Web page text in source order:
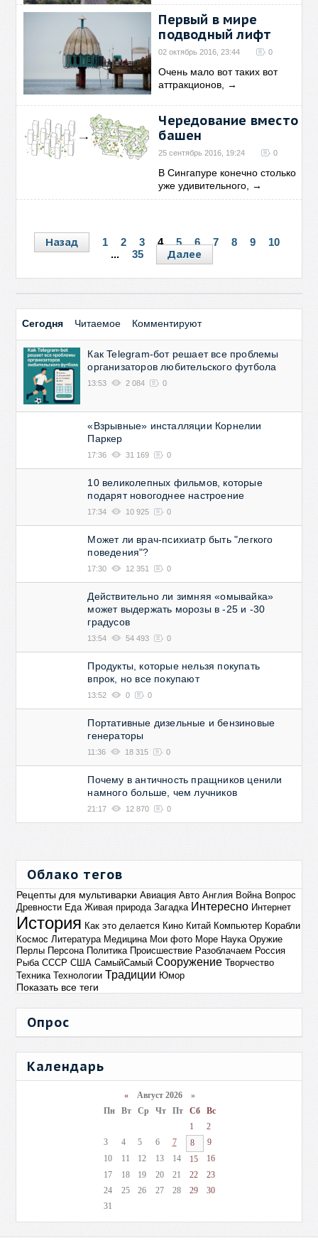
Первый в мире
подводный лифт
02 октябрь 2016, 23:44 0
Очень мало вот таких вот
аттракционов,
→
Чередование вместо
башен
25 сентябрь 2016, 19:24 0
В Сингапуре конечно столько
уже удивительного,
→
Назад 1 2 3 4 5 6 7 8 9
10
...
35 Далее
Сегодня Читаемое Комментируют
Как Telegram-бот решает все проблемы
организаторов любительского футбола
13:53 2 084 0
«Взрывные» инсталляции Корнелии
Паркер
17:36 31 169 0
10 великолепных фильмов, которые
подарят новогоднее настроение
17:34 10 925 0
Может ли врач-психиатр быть "легкого
поведения"?
17:30 12 351 0
Действительно ли зимняя «омывайка»
может выдержать морозы в -25 и -30
градусов
13:54 54 493 0
Продукты, которые нельзя покупать
впрок, но все покупают
13:52 0 0
Портативные дизельные и бензиновые
генераторы
11:36 18 315 0
Почему в античность пращников ценили
намного больше, чем лучников
21:17 12 870 0
Облако тегов
Рецепты для мультиварки Авиация Авто Англия Война Вопрос
Древности Еда Живая природа Загадка Интересно Интернет
История Как это делается Кино Китай Компьютер Корабли
Космос Литература Медицина Мои фото Море Наука Оружие
Перлы Персона Политика Происшествие Разоблачаем Россия
Рыба СССР США СамыйСамый Сооружение Творчество
Техника Технологии Традиции Юмор
Показать все теги
Опрос
Календарь
«Август 2026 »
Пн
Вт Ср Чт Пт Сб
Вс
1
2
3
4 5 6 7 8
9
10
11 12 13 14 15
16
17
18 19 20 21 22
23
24
25 26 27 28 29
30
31